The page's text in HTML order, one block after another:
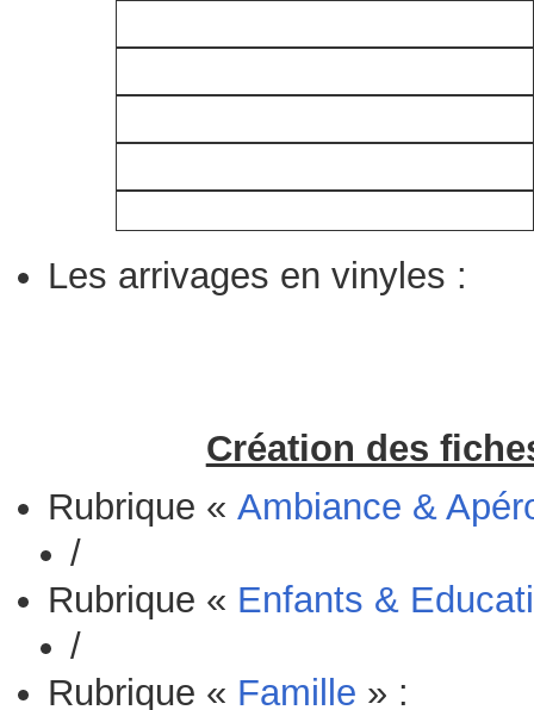
Les arrivages en vinyles :
Création des
Rubrique « Ambiance &
/
Rubrique « Enfants &
/
Rubrique « Famille » :